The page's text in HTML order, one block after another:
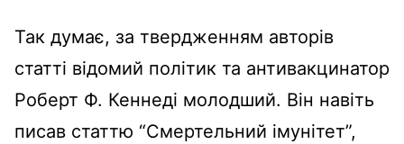
Так думає, за твердженням авторів
статті відомий політик та антивакцинатор
Роберт Ф. Кеннеді молодший. Він навіть
писав статтю “Смертельний імунітет”,